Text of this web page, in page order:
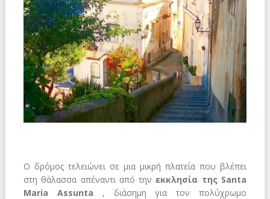
Ο δρόμος τελειώνει σε μια μικρή πλατεία που βλέπει
στη θάλασσα απέναντι από τηνεκκλησία της Santa
Maria Assunta , διάσημη για τον πολύχρωμο